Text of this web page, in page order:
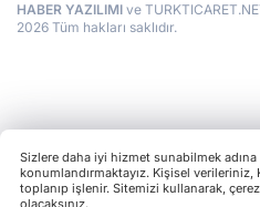
HABER YAZILIMI ve
2026 Tüm hakları saklıdır.
Sizlere daha iyi hizmet sunabilmek
konumlandırmaktayız. Kişisel verileriniz,
toplanıp işlenir. Sitemizi kullanarak,
olacaksınız.